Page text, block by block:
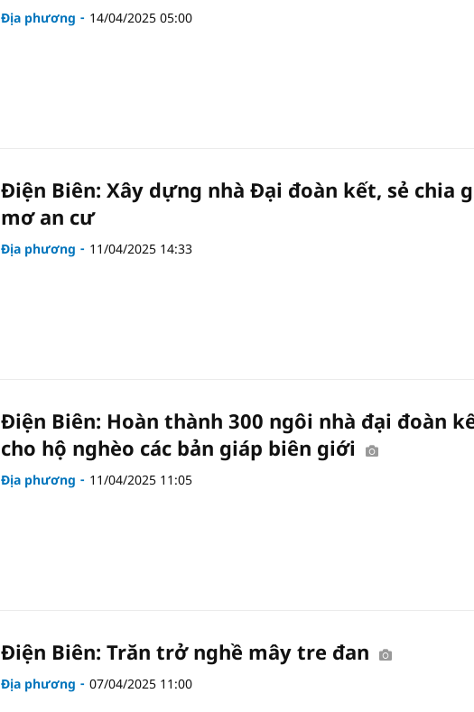
Địa phương 14/04/2025 05:00
Điện Biên: Xây dựng nhà Đại đoàn kết, sẻ chia
mơ an cư
Địa phương 11/04/2025 14:33
Điện Biên: Hoàn thành 300 ngôi nhà đại đoàn
cho hộ nghèo các bản giáp biên giới
Địa phương 11/04/2025 11:05
Điện Biên: Trăn trở nghề mây tre đan
Địa phương 07/04/2025 11:00